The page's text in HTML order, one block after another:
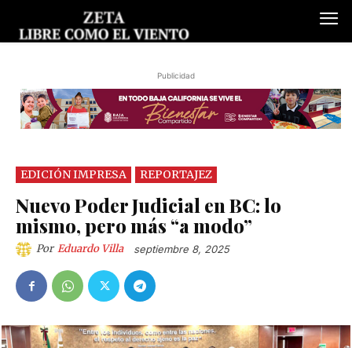
Publicidad
EDICIÓN IMPRESA REPORTAJEZ
Nuevo Poder Judicial en BC: lo
mismo, pero más “a modo”
Por Eduardo Villa septiembre 8, 2025